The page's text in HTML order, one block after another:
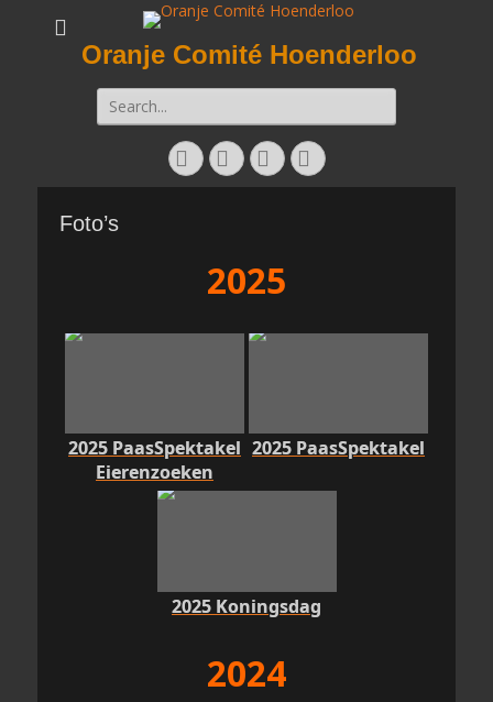
Oranje Comité Hoenderloo
Zoeken
naar:
Facebook
Twitter
E-
mail
Instagram
Foto’s
2025
2025 PaasSpektakel
Eierenzoeken
2025 PaasSpektakel
2025 Koningsdag
2024